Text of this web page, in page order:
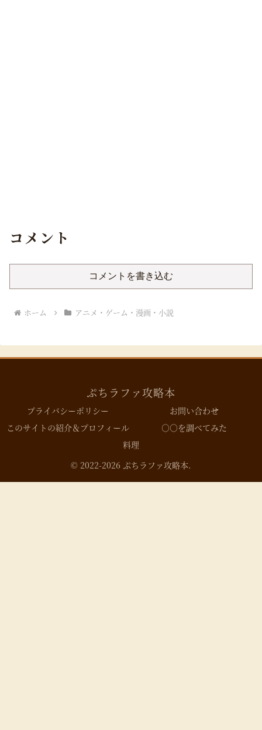
コメント
コメントを書き込む
ホーム アニメ・ゲーム・漫画・小説
ぷちラファ攻略本
プライバシーポリシー
お問い合わせ
このサイトの紹介＆プロフィール
○○を調べてみた
料理
© 2022-2026 ぷちラファ攻略本.